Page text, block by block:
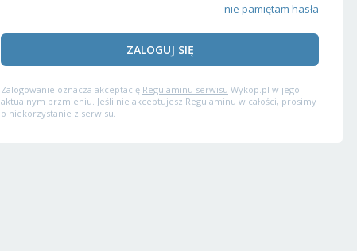
nie pamiętam hasła
ZALOGUJ SIĘ
Zalogowanie oznacza akceptację Regulaminu serwisu Wykop.pl w jego
aktualnym brzmieniu. Jeśli nie akceptujesz Regulaminu w całości, prosimy
o niekorzystanie z serwisu.